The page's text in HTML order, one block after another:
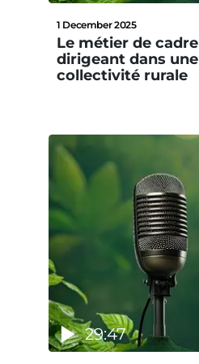
1 December 2025
Le métier de cadre
dirigeant dans une
collectivité rurale
29:47